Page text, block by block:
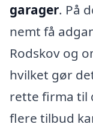
garager. På
nemt få
Rodskov og
hvilket gør
rette firma til
flere tilbud